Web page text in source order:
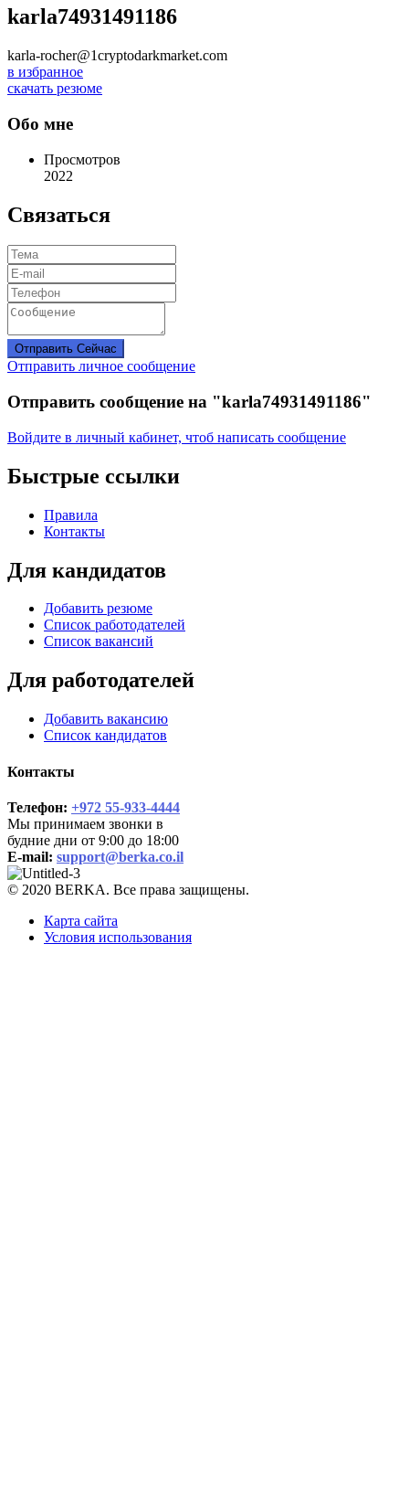
karla74931491186
karla-rocher@1cryptodarkmarket.com
в избранное
скачать резюме
Обо мне
Просмотров
2022
Связаться
Отправить Сейчас
Отправить личное сообщение
Отправить сообщение на "karla74931491186"
Войдите в личный кабинет, чтоб написать сообщение
Быстрые ссылки
Правила
Контакты
Для кандидатов
Добавить резюме
Список работодателей
Список вакансий
Для работодателей
Добавить вакансию
Список кандидатов
Контакты
Телефон: +972 55-933-4444
Мы принимаем звонки в
будние дни от 9:00 до 18:00
E-mail: support@berka.co.il
© 2020 BERKA. Все права защищены.
Карта сайта
Условия использования